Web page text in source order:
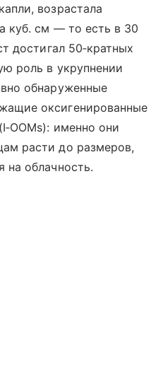
возрастала
куб. см — то есть в 30
достигал 50‑кратных
роль в укрупнении
обнаруженные
оксигенированные
именно они
расти до размеров,
на облачность.